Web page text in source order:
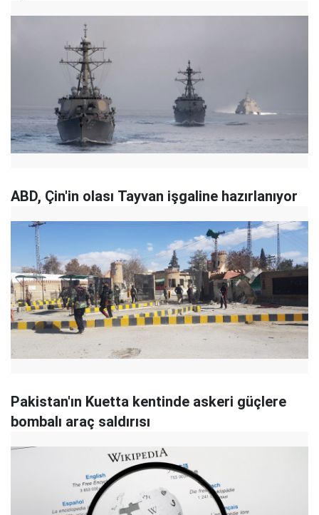
ABD, Çin'in olası Tayvan işgaline hazırlanıyor
Pakistan'ın Kuetta kentinde askeri güçlere
bombalı araç saldırısı